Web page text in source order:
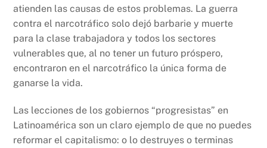
atienden las causas de estos problemas. La guerra
contra el narcotráfico solo dejó barbarie y muerte
para la clase trabajadora y todos los sectores
vulnerables que, al no tener un futuro próspero,
encontraron en el narcotráfico la única forma de
ganarse la vida.
Las lecciones de los gobiernos “progresistas” en
Latinoamérica son un claro ejemplo de que no puedes
reformar el capitalismo: o lo destruyes o terminas